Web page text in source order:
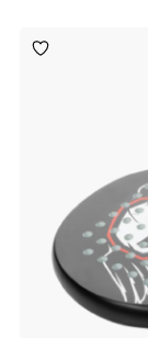
Toevoegen
aan